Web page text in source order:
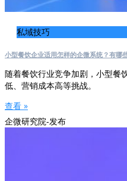
私域技巧
小型餐饮企业适用怎样的企微系统？有哪
随着餐饮行业竞争加剧，小型餐
低、营销成本高等挑战。
查看 »
企微研究院-发布